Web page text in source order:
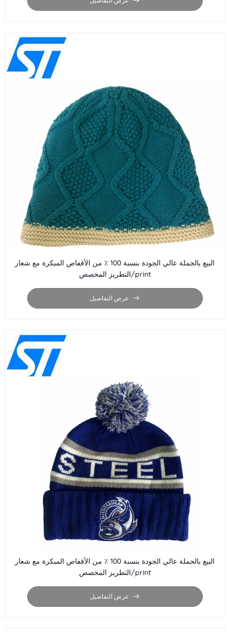
البيع بالجملة عالي الجودة بنسبة 100 ٪ من الأقفاص المبكرة مع شعار
التطريز المخصص/print
عرض التفاصيل
البيع بالجملة عالي الجودة بنسبة 100 ٪ من الأقفاص المبكرة مع شعار
التطريز المخصص/print
عرض التفاصيل